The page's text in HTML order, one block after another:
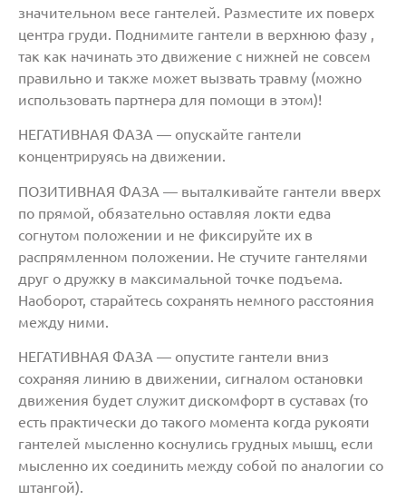
значительном весе гантелей. Разместите их поверх
центра груди. Поднимите гантели в верхнюю фазу ,
так как начинать это движение с нижней не совсем
правильно и также может вызвать травму (можно
использовать партнера для помощи в этом)!
НЕГАТИВНАЯ ФАЗА — опускайте гантели
концентрируясь на движении.
ПОЗИТИВНАЯ ФАЗА — выталкивайте гантели вверх
по прямой, обязательно оставляя локти едва
согнутом положении и не фиксируйте их в
распрямленном положении. Не стучите гантелями
друг о дружку в максимальной точке подъема.
Наоборот, старайтесь сохранять немного расстояния
между ними.
НЕГАТИВНАЯ ФАЗА — опустите гантели вниз
сохраняя линию в движении, сигналом остановки
движения будет служит дискомфорт в суставах (то
есть практически до такого момента когда рукояти
гантелей мысленно коснулись грудных мышц, если
мысленно их соединить между собой по аналогии со
штангой).